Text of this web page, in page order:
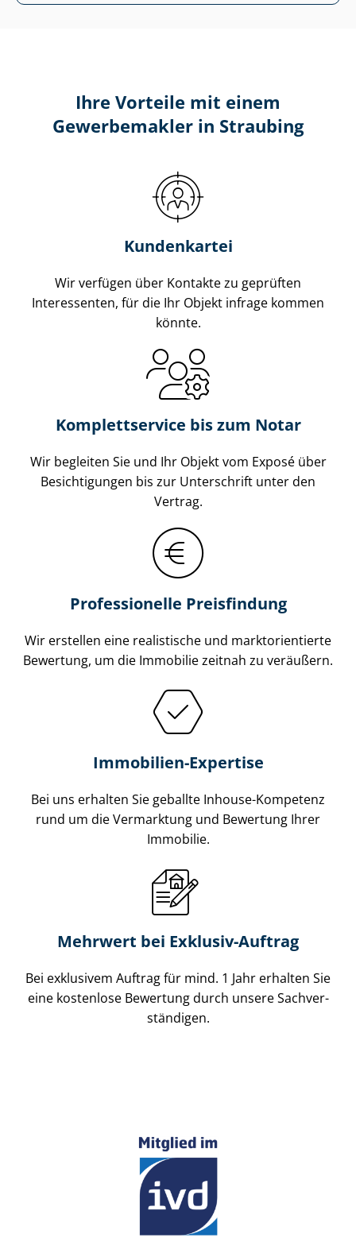
Ihre Vorteile mit einem
Gewerbemakler in Straubing
Kundenkartei
Wir verfügen über Kontakte zu geprüften
Interessenten, für die Ihr Objekt infrage kommen
könnte.
Komplettservice bis zum Notar
Wir begleiten Sie und Ihr Objekt vom Exposé über
Besichtigungen bis zur Unterschrift unter den
Vertrag.
Professionelle Preisfindung
Wir erstellen eine realistische und markt­ori­en­tier­te
Bewertung, um die Immobilie zeitnah zu veräußern.
Immobilien-Expertise
Bei uns erhalten Sie geballte Inhouse-Kompetenz
rund um die Vermarktung und Bewertung Ihrer
Immobilie.
Mehrwert bei Exklusiv-Auftrag
Bei exklusivem Auftrag für mind. 1 Jahr erhalten Sie
eine kostenlose Bewertung durch unsere Sach­ver­
stän­di­gen.